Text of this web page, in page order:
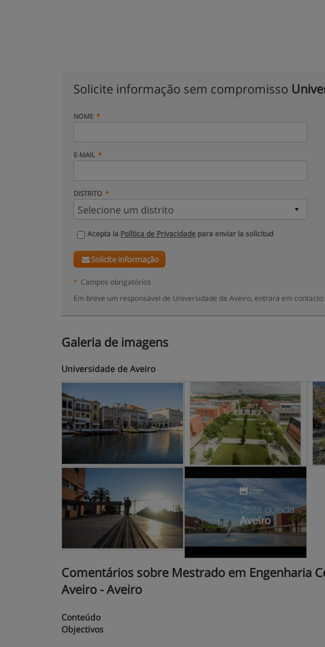
Solicite informação sem compromisso
NOME
E-MAIL
DISTRITO
Acepta la Política de Privacidade para enviar la solicitud
Solicite informação
* Campos obrigatórios
Em breve um responsável de Universidade de Aveiro, entrará em
Galeria de imagens
Universidade de Aveiro
Comentários sobre Mestrado em Engenharia
Aveiro - Aveiro
Conteúdo
Objectivos